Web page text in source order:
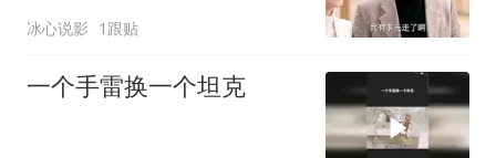
冰心说影 1跟贴
一个手雷换一个坦克